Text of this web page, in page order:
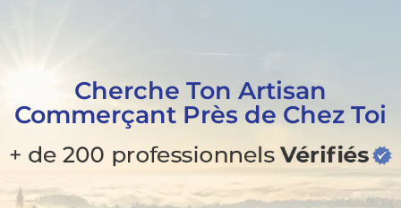
Cherche Ton Artisan
Commerçant Près de Chez Toi